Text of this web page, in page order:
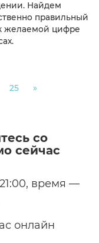
Найдем
правильный
желаемой цифре
25 »
со
сейчас
время —
онлайн